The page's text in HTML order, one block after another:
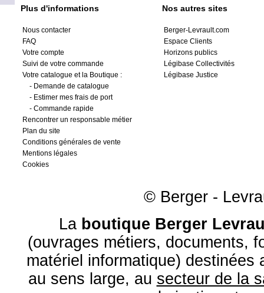
Plus d'informations
Nous contacter
FAQ
Votre compte
Suivi de votre commande
Votre catalogue et la Boutique :
- Demande de catalogue
- Estimer mes frais de port
- Commande rapide
Rencontrer un responsable métier
Plan du site
Conditions générales de vente
Mentions légales
Cookies
Nos autres sites
Berger-Levrault.com
Espace Clients
Horizons publics
Légibase Collectivités
Légibase Justice
© Berger -
La boutique Berger
(ouvrages métiers, documents,
matériel informatique) destinées
au sens large, au secteur de la